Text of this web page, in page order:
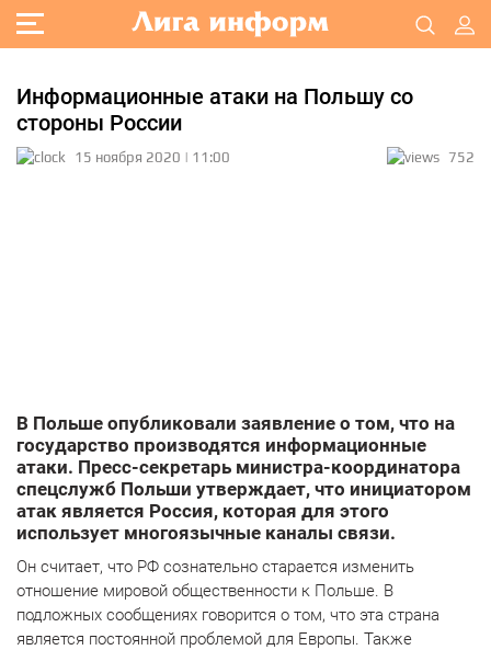
Информационные атаки на Польшу со
стороны России
15 ноября 2020 | 11:00 752
В Польше опубликовали заявление о том, что на
государство производятся информационные
атаки. Пресс-секретарь министра-координатора
спецслужб Польши утверждает, что инициатором
атак является Россия, которая для этого
использует многоязычные каналы связи.
Он считает, что РФ сознательно старается изменить
отношение мировой общественности к Польше. В
подложных сообщениях говорится о том, что эта страна
является постоянной проблемой для Европы. Также